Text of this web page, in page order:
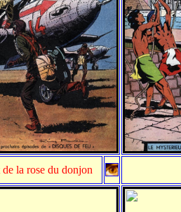
de la rose du donjon